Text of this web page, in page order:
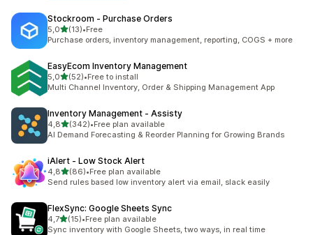
Stockroom ‑ Purchase Orders
5,05 yıldız üzerinden
(13)
toplam 13 değerlendirme
•Free
Purchase orders, inventory management, reporting, COGS + more
EasyEcom Inventory Management
5,05 yıldız üzerinden
(52)
toplam 52 değerlendirme
•Free to install
Multi Channel Inventory, Order & Shipping Management App
Inventory Management ‑ Assisty
4,85 yıldız üzerinden
(342)
toplam 342 değerlendirme
•Free plan available
AI Demand Forecasting & Reorder Planning for Growing Brands
iAlert ‑ Low Stock Alert
4,85 yıldız üzerinden
(86)
toplam 86 değerlendirme
•Free plan available
Send rules based low inventory alert via email, slack easily
FlexSync: Google Sheets Sync
4,75 yıldız üzerinden
(15)
toplam 15 değerlendirme
•Free plan available
Sync inventory with Google Sheets, two ways, in real time